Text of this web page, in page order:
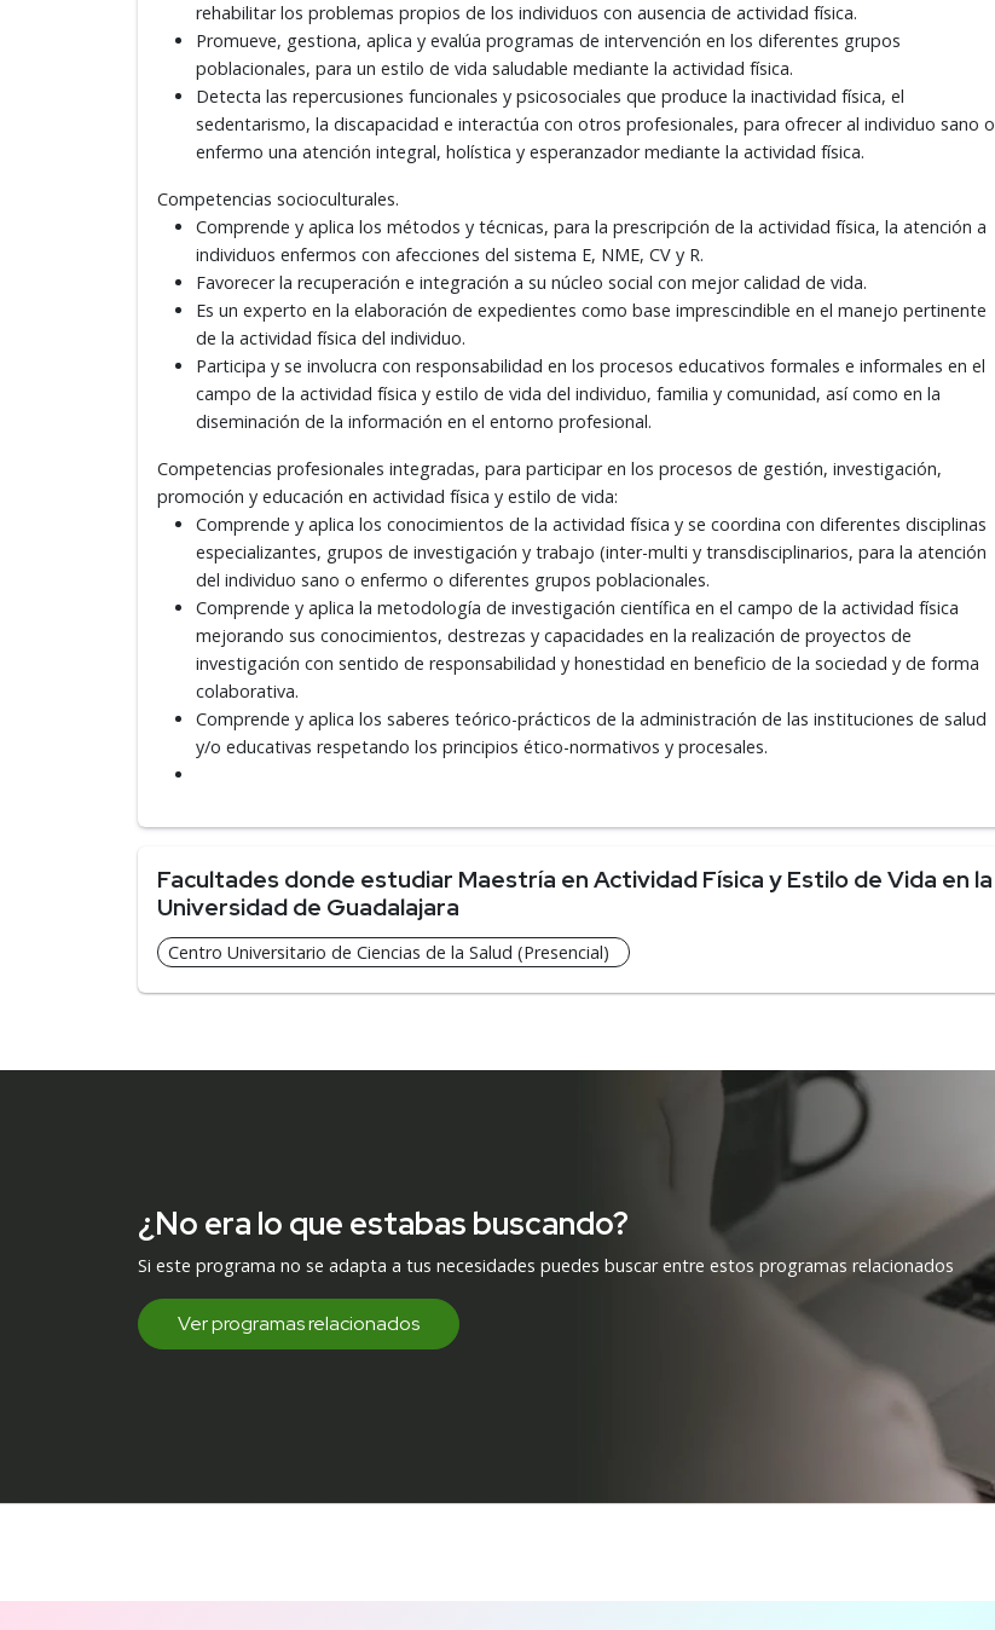
rehabilitar los problemas propios de los individuos con ausencia de actividad física.
Promueve, gestiona, aplica y evalúa programas de intervención en los diferentes grupos
poblacionales, para un estilo de vida saludable mediante la actividad física.
Detecta las repercusiones funcionales y psicosociales que produce la inactividad física, el
sedentarismo, la discapacidad e interactúa con otros profesionales, para ofrecer al individuo sano o
enfermo una atención integral, holística y esperanzador mediante la actividad física.
Competencias socioculturales.
Comprende y aplica los métodos y técnicas, para la prescripción de la actividad física, la atención a
individuos enfermos con afecciones del sistema E, NME, CV y R.
Favorecer la recuperación e integración a su núcleo social con mejor calidad de vida.
Es un experto en la elaboración de expedientes como base imprescindible en el manejo pertinente
de la actividad física del individuo.
Participa y se involucra con responsabilidad en los procesos educativos formales e informales en el
campo de la actividad física y estilo de vida del individuo, familia y comunidad, así como en la
diseminación de la información en el entorno profesional.
Competencias profesionales integradas, para participar en los procesos de gestión, investigación,
promoción y educación en actividad física y estilo de vida:
Comprende y aplica los conocimientos de la actividad física y se coordina con diferentes disciplinas
especializantes, grupos de investigación y trabajo (inter-multi y transdisciplinarios, para la atención
del individuo sano o enfermo o diferentes grupos poblacionales.
Comprende y aplica la metodología de investigación científica en el campo de la actividad física
mejorando sus conocimientos, destrezas y capacidades en la realización de proyectos de
investigación con sentido de responsabilidad y honestidad en beneficio de la sociedad y de forma
colaborativa.
Comprende y aplica los saberes teórico-prácticos de la administración de las instituciones de salud
y/o educativas respetando los principios ético-normativos y procesales.
Facultades donde estudiar Maestría en Actividad Física y Estilo de Vida en la
Universidad de Guadalajara
Centro Universitario de Ciencias de la Salud (Presencial)
¿No era lo que estabas buscando?
Si este programa no se adapta a tus necesidades puedes buscar entre estos programas relacionados
Ver programas relacionados